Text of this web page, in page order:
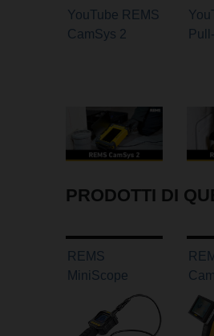
YouTube REMS
CamSys 2
PRODOTTI DI
REMS
MiniScope